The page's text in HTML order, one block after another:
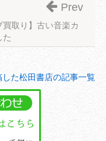
買取り】古い音楽カ
た
Prev
た松田書店の記事一覧